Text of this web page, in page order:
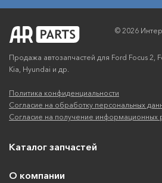
© 2026
Продажа автозапчастей для Ford Focus 2,
Kia, Hyundai и др.
Политика конфиденциальности
Согласие на обработку персональных
Согласие на получение информационных
Каталог запчастей
О компании